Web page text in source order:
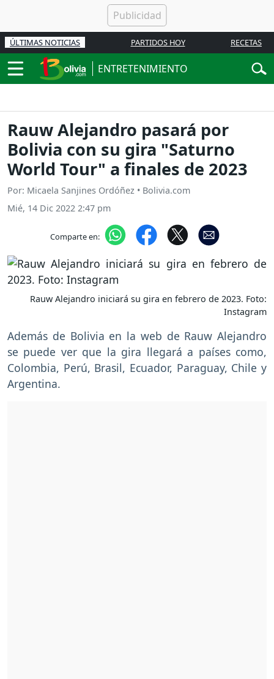
ÚLTIMAS NOTICIAS PARTIDOS HOY RECETAS
ENTRETENIMIENTO
Rauw Alejandro pasará por
Bolivia con su gira "Saturno
World Tour" a finales de 2023
Por: Micaela Sanjines Ordóñez • Bolivia.com
Mié, 14 Dic 2022 2:47 pm
Comparte en:
Rauw Alejandro iniciará su gira en febrero de 2023. Foto:
Instagram
Además de Bolivia en la web de Rauw Alejandro
se puede ver que la gira llegará a países como,
Colombia, Perú, Brasil, Ecuador, Paraguay, Chile y
Argentina.